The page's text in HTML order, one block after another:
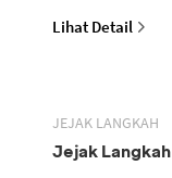
Lihat Detail
JEJAK LANGKAH
Jejak Langkah